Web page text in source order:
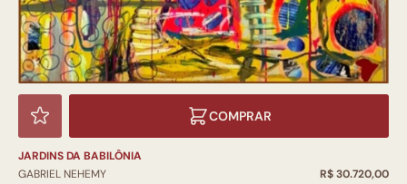
COMPRAR
JARDINS DA BABILÔNIA
GABRIEL NEHEMY
R$ 30.720,00